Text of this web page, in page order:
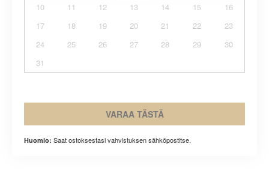
10
11 12 13 14 15
16
17
18 19 20 21 22
23
24
25 26 27 28 29
30
31
VARAA TÄSTÄ
Huomio: Saat ostoksestasi vahvistuksen sähköpostitse.